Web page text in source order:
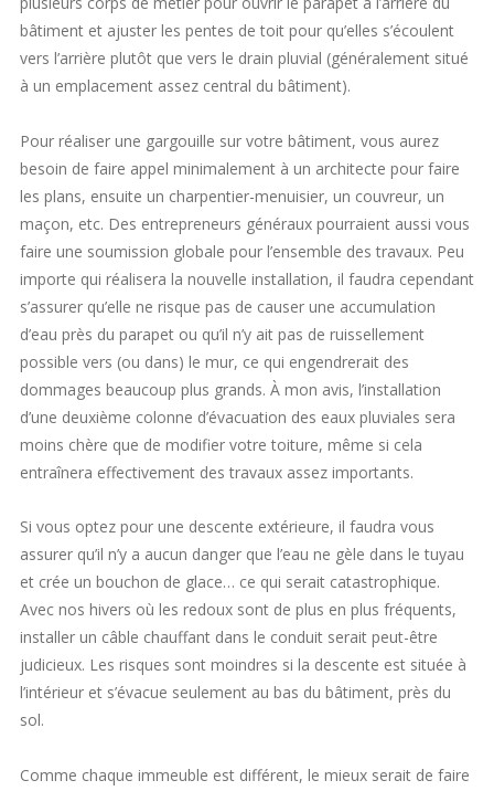
bâtiment et ajuster les pentes de toit pour qu’elles s’écoulent
vers l’arrière plutôt que vers le drain pluvial (généralement situé
à un emplacement assez central du bâtiment).
Pour réaliser une gargouille sur votre bâtiment, vous aurez
besoin de faire appel minimalement à un architecte pour faire
les plans, ensuite un charpentier-menuisier, un couvreur, un
maçon, etc. Des entrepreneurs généraux pourraient aussi vous
faire une soumission globale pour l’ensemble des travaux. Peu
importe qui réalisera la nouvelle installation, il faudra cependant
s’assurer qu’elle ne risque pas de causer une accumulation
d’eau près du parapet ou qu’il n’y ait pas de ruissellement
possible vers (ou dans) le mur, ce qui engendrerait des
dommages beaucoup plus grands. À mon avis, l’installation
d’une deuxième colonne d’évacuation des eaux pluviales sera
moins chère que de modifier votre toiture, même si cela
entraînera effectivement des travaux assez importants.
Si vous optez pour une descente extérieure, il faudra vous
assurer qu’il n’y a aucun danger que l’eau ne gèle dans le tuyau
et crée un bouchon de glace… ce qui serait catastrophique.
Avec nos hivers où les redoux sont de plus en plus fréquents,
installer un câble chauffant dans le conduit serait peut-être
judicieux. Les risques sont moindres si la descente est située à
l’intérieur et s’évacue seulement au bas du bâtiment, près du
sol.
Comme chaque immeuble est différent, le mieux serait de faire